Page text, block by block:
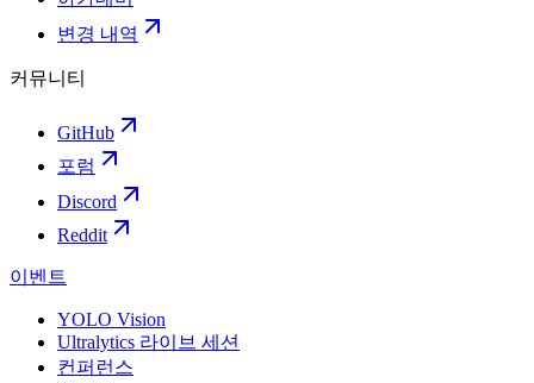
변경 내역
커뮤니티
GitHub
포럼
Discord
Reddit
이벤트
YOLO Vision
Ultralytics 라이브 세션
컨퍼런스